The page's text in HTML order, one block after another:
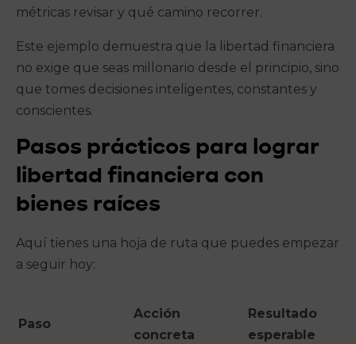
métricas revisar y qué camino recorrer.
Este ejemplo demuestra que la libertad financiera
no exige que seas millonario desde el principio, sino
que tomes decisiones inteligentes, constantes y
conscientes.
Pasos prácticos para lograr
libertad financiera con
bienes raíces
Aquí tienes una hoja de ruta que puedes empezar
a seguir hoy:
Paso
Acción
concreta
Resultado
esperable